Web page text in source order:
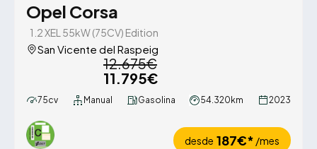
Opel Corsa
1.2 XEL 55kW (75CV) Edition
San Vicente del Raspeig
12.675€
11.795€
75cv Manual Gasolina 54.320km 2023
desde 187€* /mes